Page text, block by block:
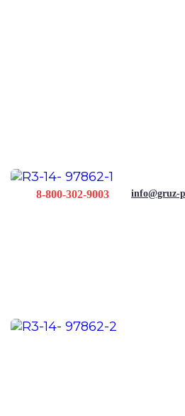
8-800-302-9003 info@gruz-